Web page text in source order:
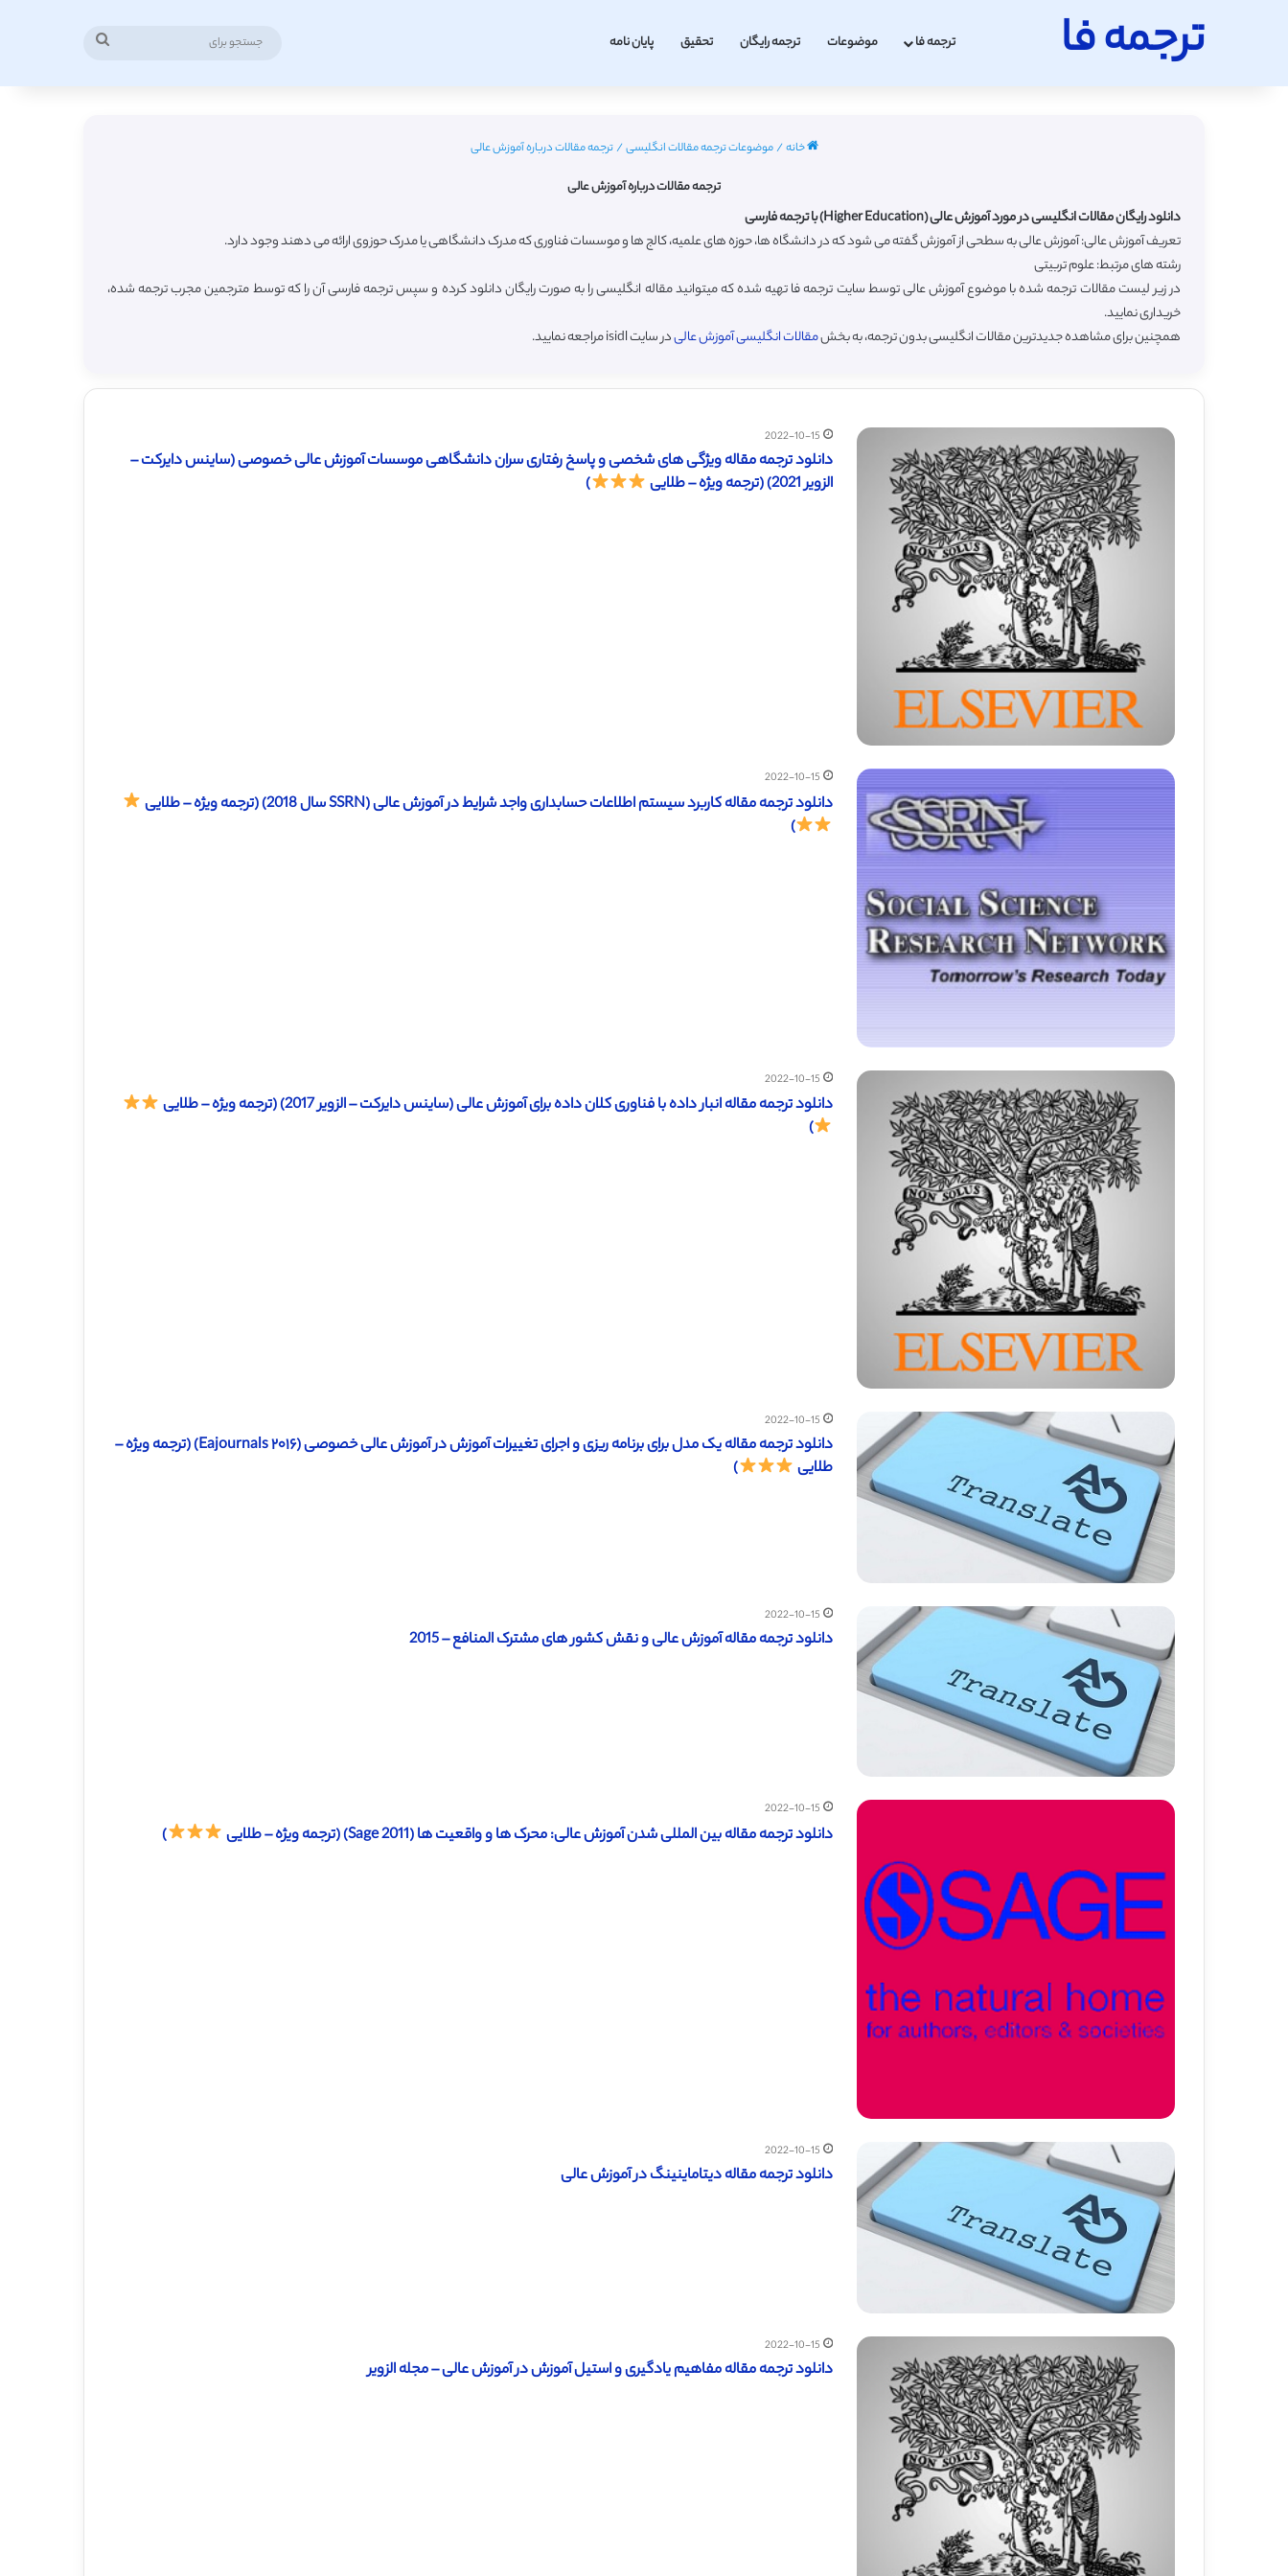
ترجمه فا ترجمه فا موضوعات ترجمه رایگان تحقیق پایان نامه
خانه/موضوعات ترجمه مقالات انگلیسی/ترجمه مقالات درباره آموزش عالی
ترجمه مقالات درباره آموزش عالی
دانلود رایگان مقالات انگلیسی در مورد آموزش عالی (Higher Education) با ترجمه فارسی
تعریف آموزش عالی: آموزش عالی به سطحی از آموزش گفته می شود که در دانشگاه ها، حوزه های علمیه، کالج ها و موسسات فناوری که مدرک دانشگاهی یا مدرک حوزوی ارائه می دهند وجود دارد.
رشته های مرتبط: علوم تربیتی
در زیر لیست مقالات ترجمه شده با موضوع آموزش عالی توسط سایت ترجمه فا تهیه شده که میتوانید مقاله انگلیسی را به صورت رایگان دانلود کرده و سپس ترجمه فارسی آن را که توسط مترجمین مجرب ترجمه شده،
خریداری نمایید.
همچنین برای مشاهده جدیدترین مقالات انگلیسی بدون ترجمه، به بخشمقالات انگلیسی آموزش عالیدر سایت isidl مراجعه نمایید.
2022-10-15
دانلود ترجمه مقاله ویژگی های شخصی و پاسخ رفتاری سران دانشگاهی موسسات آموزش عالی خصوصی (ساینس دایرکت –
الزویر 2021) (ترجمه ویژه – طلایی
)
2022-10-15
دانلود ترجمه مقاله کاربرد سیستم اطلاعات حسابداری واجد شرایط در آموزش عالی (SSRN سال 2018) (ترجمه ویژه – طلایی
)
2022-10-15
دانلود ترجمه مقاله انبار داده با فناوری کلان داده برای آموزش عالی (ساینس دایرکت – الزویر 2017) (ترجمه ویژه – طلایی
)
2022-10-15
دانلود ترجمه مقاله یک مدل برای برنامه ریزی و اجرای تغییرات آموزش در آموزش عالی خصوصی (Eajournals ۲۰۱۶) (ترجمه ویژه –
طلایی
)
2022-10-15
دانلود ترجمه مقاله آموزش عالی و نقش کشور های مشترک المنافع – 2015
2022-10-15
دانلود ترجمه مقاله بین المللی شدن آموزش عالی: محرک ها و واقعیت ها (Sage 2011) (ترجمه ویژه – طلایی )
2022-10-15
دانلود ترجمه مقاله دیتاماینینگ در آموزش عالی
2022-10-15
دانلود ترجمه مقاله مفاهیم یادگیری و استیل آموزش در آموزش عالی – مجله الزویر